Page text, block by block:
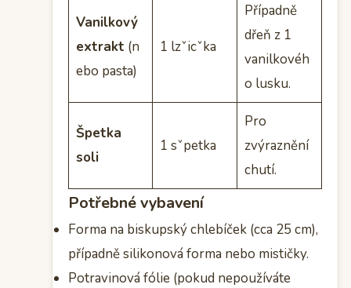
Vanilkový
extrakt (n
ebo pasta)
1 lzˇicˇka
Případně
dřeň z 1
vanilkovéh
o lusku.
Špetka
soli
1 sˇpetka
Pro
zvýraznění
chutí.
Potřebné vybavení
Forma na biskupský chlebíček (cca 25 cm),
případně silikonová forma nebo mističky.
Potravinová fólie (pokud nepoužíváte